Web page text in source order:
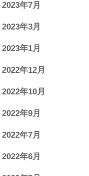
2023年7月
2023年3月
2023年1月
2022年12月
2022年10月
2022年9月
2022年7月
2022年6月